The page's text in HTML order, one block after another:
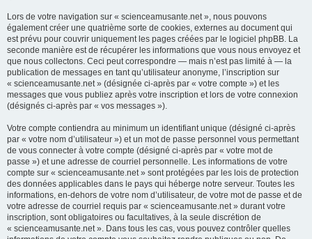
Lors de votre navigation sur « scienceamusante.net », nous pouvons
également créer une quatrième sorte de cookies, externes au document qui
est prévu pour couvrir uniquement les pages créées par le logiciel phpBB. La
seconde manière est de récupérer les informations que vous nous envoyez et
que nous collectons. Ceci peut correspondre — mais n’est pas limité à — la
publication de messages en tant qu’utilisateur anonyme, l’inscription sur
« scienceamusante.net » (désignée ci-après par « votre compte ») et les
messages que vous publiez après votre inscription et lors de votre connexion
(désignés ci-après par « vos messages »).
Votre compte contiendra au minimum un identifiant unique (désigné ci-après
par « votre nom d’utilisateur ») et un mot de passe personnel vous permettant
de vous connecter à votre compte (désigné ci-après par « votre mot de
passe ») et une adresse de courriel personnelle. Les informations de votre
compte sur « scienceamusante.net » sont protégées par les lois de protection
des données applicables dans le pays qui héberge notre serveur. Toutes les
informations, en-dehors de votre nom d’utilisateur, de votre mot de passe et de
votre adresse de courriel requis par « scienceamusante.net » durant votre
inscription, sont obligatoires ou facultatives, à la seule discrétion de
« scienceamusante.net ». Dans tous les cas, vous pouvez contrôler quelles